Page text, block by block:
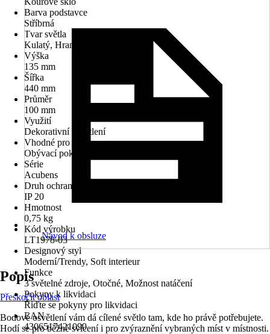
Barva podstavce
Stříbrná
Tvar světla
Kulatý, Hranatý, Obdélníkový
Výška
135 mm
Šířka
440 mm
Průměr
100 mm
Využití
Dekorativní osvětlení
Vhodné pro prostory
Obývací pokoj, Ložnice
Série
Acubens
Druh ochrany
IP 20
Hmotnost
0,75 kg
Kód výrobku
LT1978-03
Designový styl
Moderní/Trendy, Soft interieur
Funkce
3 světelné zdroje, Otočné, Možnost natáčení
Pokyny k likvidaci
Řiďte se pokyny pro likvidaci
EAN
4306517421090
Návod k obsluze
Popis
Přeskočit oblast
Bodové osvětlení vám dá cílené světlo tam, kde ho právě potřebujete.
Hodí se pro běžné svícení i pro zvýraznění vybraných míst v místnosti.